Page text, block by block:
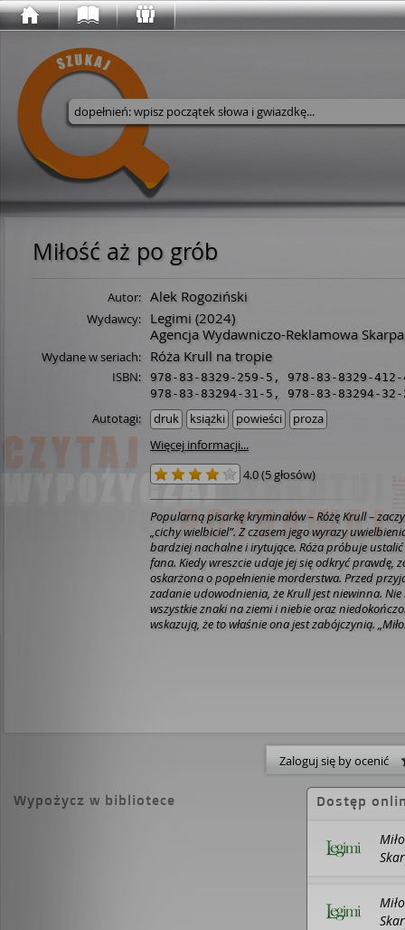
Wyszukaj w serwisie
Miłość aż po grób
Autor: Alek Rogoziński
Wydawcy: Legimi (2024)
Agencja Wydawniczo-Reklamowa
Wydane w seriach: Róża Krull na tropie
ISBN: 978-83-8329-259-5 , 978-83-8329-412-
978-83-83294-31-5 , 978-83-83294-32-
Autotagi: druk książki powieści
proza
Więcej informacji...
4.0(5 głosów)
Popularną pisarkę kryminałów – Różę Krull –
„cichy wielbiciel”. Z czasem jego wyrazy
bardziej nachalne i irytujące. Róża próbuje
fana. Kiedy wreszcie udaje jej się odkryć prawdę,
oskarżona o popełnienie morderstwa. Przed
zadanie udowodnienia, że Krull jest niewinna.
wszystkie znaki na ziemi i niebie oraz
wskazują, że to właśnie ona jest zabójczynią.
Zaloguj się by ocenić
Wypożycz w bibliotece Dostęp